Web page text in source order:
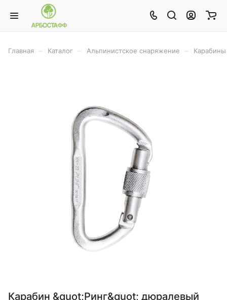
Главная Каталог Альпинистское снаряжение
Карабин &quot;Ринг&quot; дюралевый